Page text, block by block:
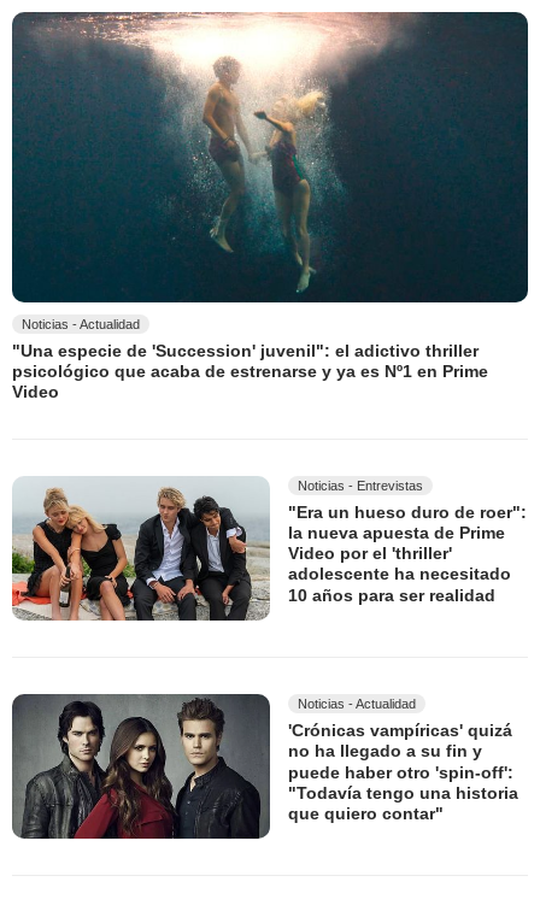
Noticias - Actualidad
"Una especie de 'Succession' juvenil": el adictivo thriller
psicológico que acaba de estrenarse y ya es Nº1 en Prime
Video
Noticias - Entrevistas
"Era un hueso duro de roer":
la nueva apuesta de Prime
Video por el 'thriller'
adolescente ha necesitado
10 años para ser realidad
Noticias - Actualidad
'Crónicas vampíricas' quizá
no ha llegado a su fin y
puede haber otro 'spin-off':
"Todavía tengo una historia
que quiero contar"